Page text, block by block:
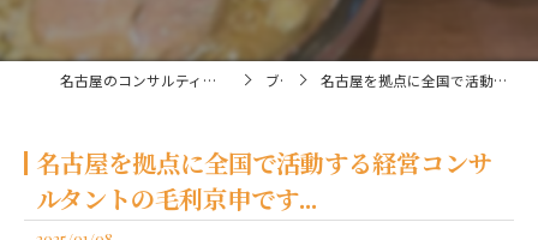
名古屋のコンサルティングなら経営コンサルタント毛利京申 ブログ 名古屋を拠点に全国で活動する経営コンサルタントの毛利京申です...
名古屋を拠点に全国で活動する経営コンサ
ルタントの毛利京申です...